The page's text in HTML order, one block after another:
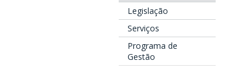
Legislação
Serviços
Programa de
Gestão